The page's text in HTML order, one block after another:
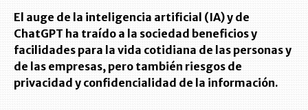
El auge de la inteligencia artificial (IA) y de
ChatGPT ha traído a la sociedad beneficios y
facilidades para la vida cotidiana de las personas y
de las empresas, pero también riesgos de
privacidad y confidencialidad de la información.